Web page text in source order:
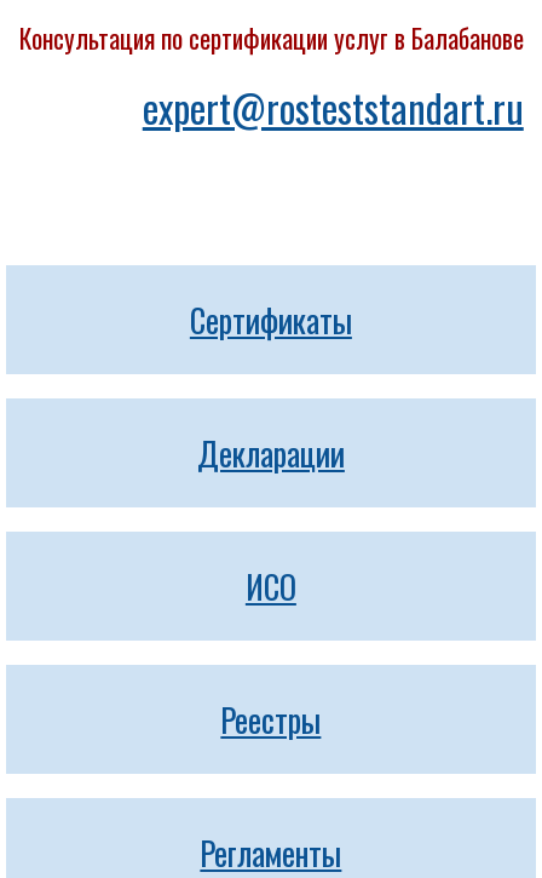
Консультация по сертификации услуг в Балабанове
expert@rosteststandart.ru
Сертификаты
Декларации
ИСО
Реестры
Регламенты